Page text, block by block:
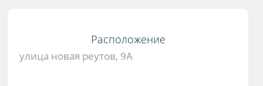
Расположение
улица новая реутов, 9А